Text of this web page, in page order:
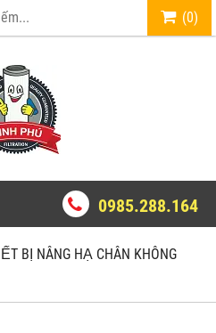
(0)
0985.288.164
BỊ NÂNG HẠ CHÂN KHÔNG